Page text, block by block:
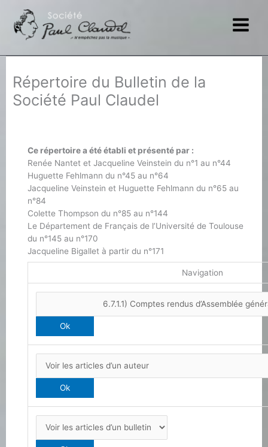
contenu
Répertoire du Bulletin de la
Société Paul Claudel
Ce répertoire a été établi et présenté par :
Renée Nantet et Jacqueline Veinstein du n°1 au n°44
Huguette Fehlmann du n°45 au n°64
Jacqueline Veinstein et Huguette Fehlmann du n°65 au
n°84
Colette Thompson du n°85 au n°144
Le Département de Français de l’Université de Toulouse
du n°145 au n°170
Jacqueline Bigallet à partir du n°171
Navigation